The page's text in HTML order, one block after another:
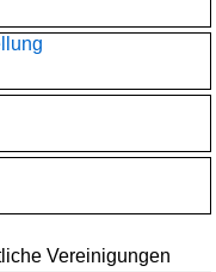
Vereinigungen